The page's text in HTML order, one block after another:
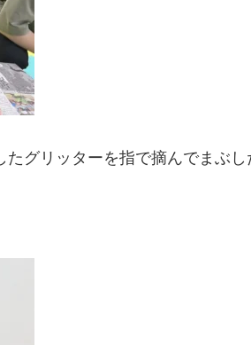
グリッターを指で摘んでまぶし